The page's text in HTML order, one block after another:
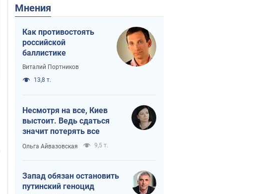
Мнения
Как противостоять
российской
баллистике
Виталий Портников
13,8 т.
Несмотря на все, Киев
выстоит. Ведь сдаться
значит потерять все
Ольга Айвазовская 9,5 т.
Запад обязан остановить
путинский геноцид